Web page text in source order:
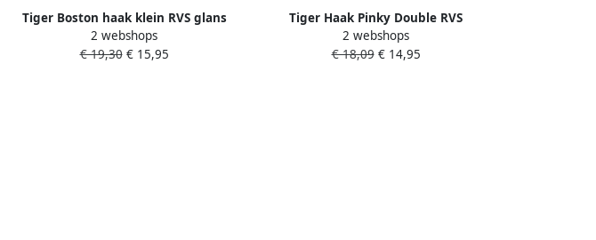
Tiger Boston haak klein RVS glans
CO309530346
2 webshops
€ 19,30€ 15,95
Tiger Haak Pinky Double RVS
geborsteld 5x4x2.5cm 1113230941
2 webshops
€ 18,09€ 14,95